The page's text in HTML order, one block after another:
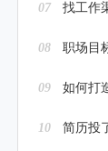
07 找工作
08 职场目
09 如何打
10